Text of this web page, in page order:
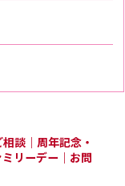
談｜周年記念・
リーデー｜お問